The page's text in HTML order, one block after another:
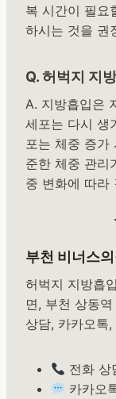
복 시간이 필요
하시는 것을 권
Q. 허벅지 지
A. 지방흡입은
세포는 다시 생
포는 체중 증가
준한 체중 관리
중 변화에 따라
부천 비너스
허벅지 지방흡
면, 부천 상동
상담, 카카오톡
전화
카카오